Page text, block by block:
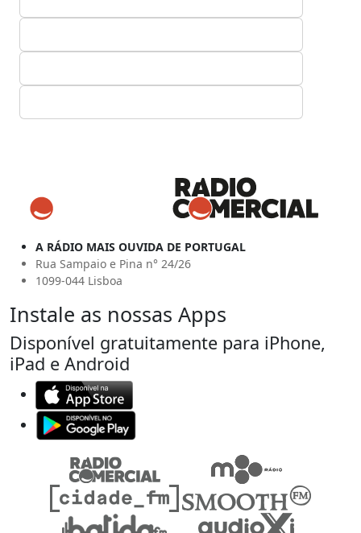
A RÁDIO MAIS OUVIDA DE PORTUGAL
Rua Sampaio e Pina n° 24/26
1099-044 Lisboa
Instale as nossas Apps
Disponível gratuitamente para iPhone,
iPad e Android